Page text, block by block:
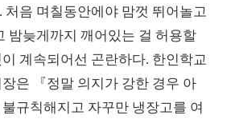
처음 며칠동안에야 맘껏 뛰어놀고
밤늦게까지 깨어있는 걸 허용할
계속되어선 곤란하다. 한인학교
은 『정말 의지가 강한 경우 아
규칙해지고 자꾸만 냉장고를 여